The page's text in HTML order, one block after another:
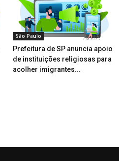
São Paulo
Prefeitura de SP anuncia apoio
de instituições religiosas para
acolher imigrantes...